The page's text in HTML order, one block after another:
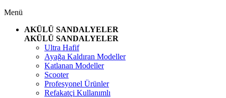
Menü
AKÜLÜ SANDALYELER
AKÜLÜ SANDALYELER
Ultra Hafif
Ayağa Kaldıran Modeller
Katlanan Modeller
Scooter
Profesyonel Ürünler
Refakatçi Kullanımlı